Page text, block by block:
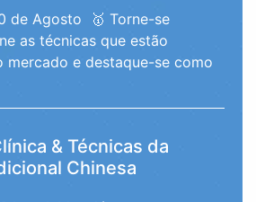
de Agosto 🥇 Torne-se
as técnicas que estão
mercado e destaque-se como
& Técnicas da
Chinesa